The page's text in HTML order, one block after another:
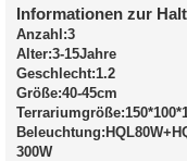
i
t
r
a
g
Informationen zur
Anzahl:3
Alter:3-15Jahre
Geschlecht:1.2
Größe:40-45cm
300W